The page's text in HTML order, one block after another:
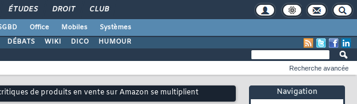
ÉTUDES DROIT CLUB
Office Mobiles
Systèmes
DÉBATS WIKI DICO HUMOUR
Navigation
Recherche avancée
de produits en vente sur Amazon se multiplient